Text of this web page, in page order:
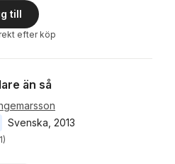
till
efter köp
än så
Svenska 2013
Totalt antal röster:
1)